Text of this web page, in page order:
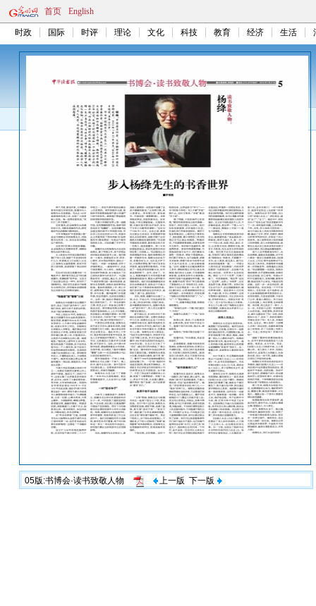
首页 English
时政 国际 时评 理论 文化 科技 教育 经济 生活
05版:书博会·读书致敬人物 上一版 下一版